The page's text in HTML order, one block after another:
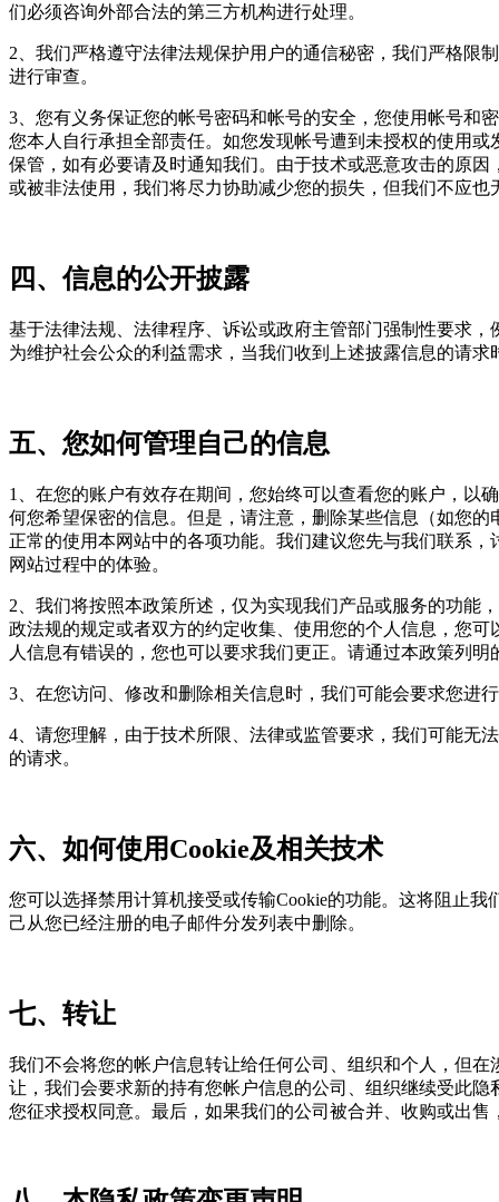
们必须咨询外部合法的第三方机构进行处理。
2、我们严格遵守法律法规保护用户的通信秘密，我们严格限
进行审查。
3、您有义务保证您的帐号密码和帐号的安全，您使用帐号和
您本人自行承担全部责任。如您发现帐号遭到未授权的使用
保管，如有必要请及时通知我们。由于技术或恶意攻击的原
或被非法使用，我们将尽力协助减少您的损失，但我们不应也
四、信息的公开披露
基于法律法规、法律程序、诉讼或政府主管部门强制性要求
为维护社会公众的利益需求，当我们收到上述披露信息的请
五、您如何管理自己的信息
1、在您的账户有效存在期间，您始终可以查看您的账户，以
何您希望保密的信息。但是，请注意，删除某些信息（如您
正常的使用本网站中的各项功能。我们建议您先与我们联系
网站过程中的体验。
2、我们将按照本政策所述，仅为实现我们产品或服务的功能
政法规的规定或者双方的约定收集、使用您的个人信息，您
人信息有错误的，您也可以要求我们更正。请通过本政策列明
3、在您访问、修改和删除相关信息时，我们可能会要求您进
4、请您理解，由于技术所限、法律或监管要求，我们可能无
的请求。
六、如何使用Cookie及相关技术
您可以选择禁用计算机接受或传输Cookie的功能。这将阻止
己从您已经注册的电子邮件分发列表中删除。
七、转让
我们不会将您的帐户信息转让给任何公司、组织和个人，但
让，我们会要求新的持有您帐户信息的公司、组织继续受此
您征求授权同意。最后，如果我们的公司被合并、收购或出